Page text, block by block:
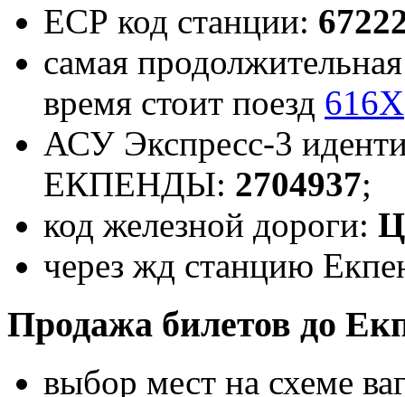
ЕСР код станции:
самая
время стоит поезд 616Х
АСУ Экспресс-3
ЕКПЕНДЫ: 2704937;
код железной дороги:
через жд станцию
Продажа билетов до
выбор мест на схеме